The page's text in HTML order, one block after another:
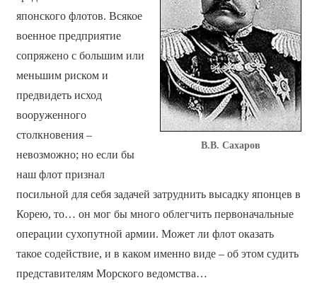
В.В. Сахаров
японского флотов. Всякое
военное предприятие
сопряжено с большим или
меньшим риском и
предвидеть исход
вооруженного
столкновения –
невозможно; но если бы
наш флот признал
посильной для себя задачей затруднить высадку японцев в
Корею, то… он мог бы много облегчить первоначальные
операции сухопутной армии. Может ли флот оказать
такое содействие, и в каком именно виде – об этом судить
представителям Морского ведомства…